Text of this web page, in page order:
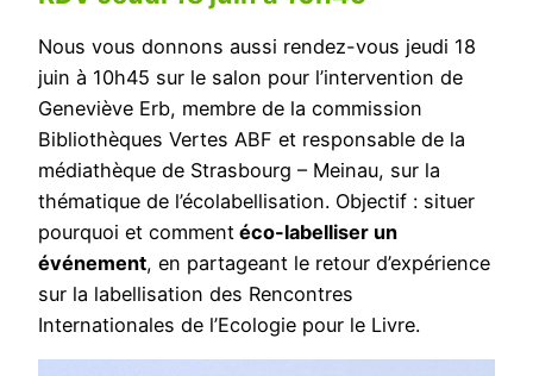
Nous vous donnons aussi rendez-vous jeudi 18
juin à 10h45 sur le salon pour l’intervention de
Geneviève Erb, membre de la commission
Bibliothèques Vertes ABF et responsable de la
médiathèque de Strasbourg – Meinau, sur la
thématique de l’écolabellisation. Objectif : situer
pourquoi et comment éco-labelliser un
événement, en partageant le retour d’expérience
sur la labellisation des Rencontres
Internationales de l’Ecologie pour le Livre.